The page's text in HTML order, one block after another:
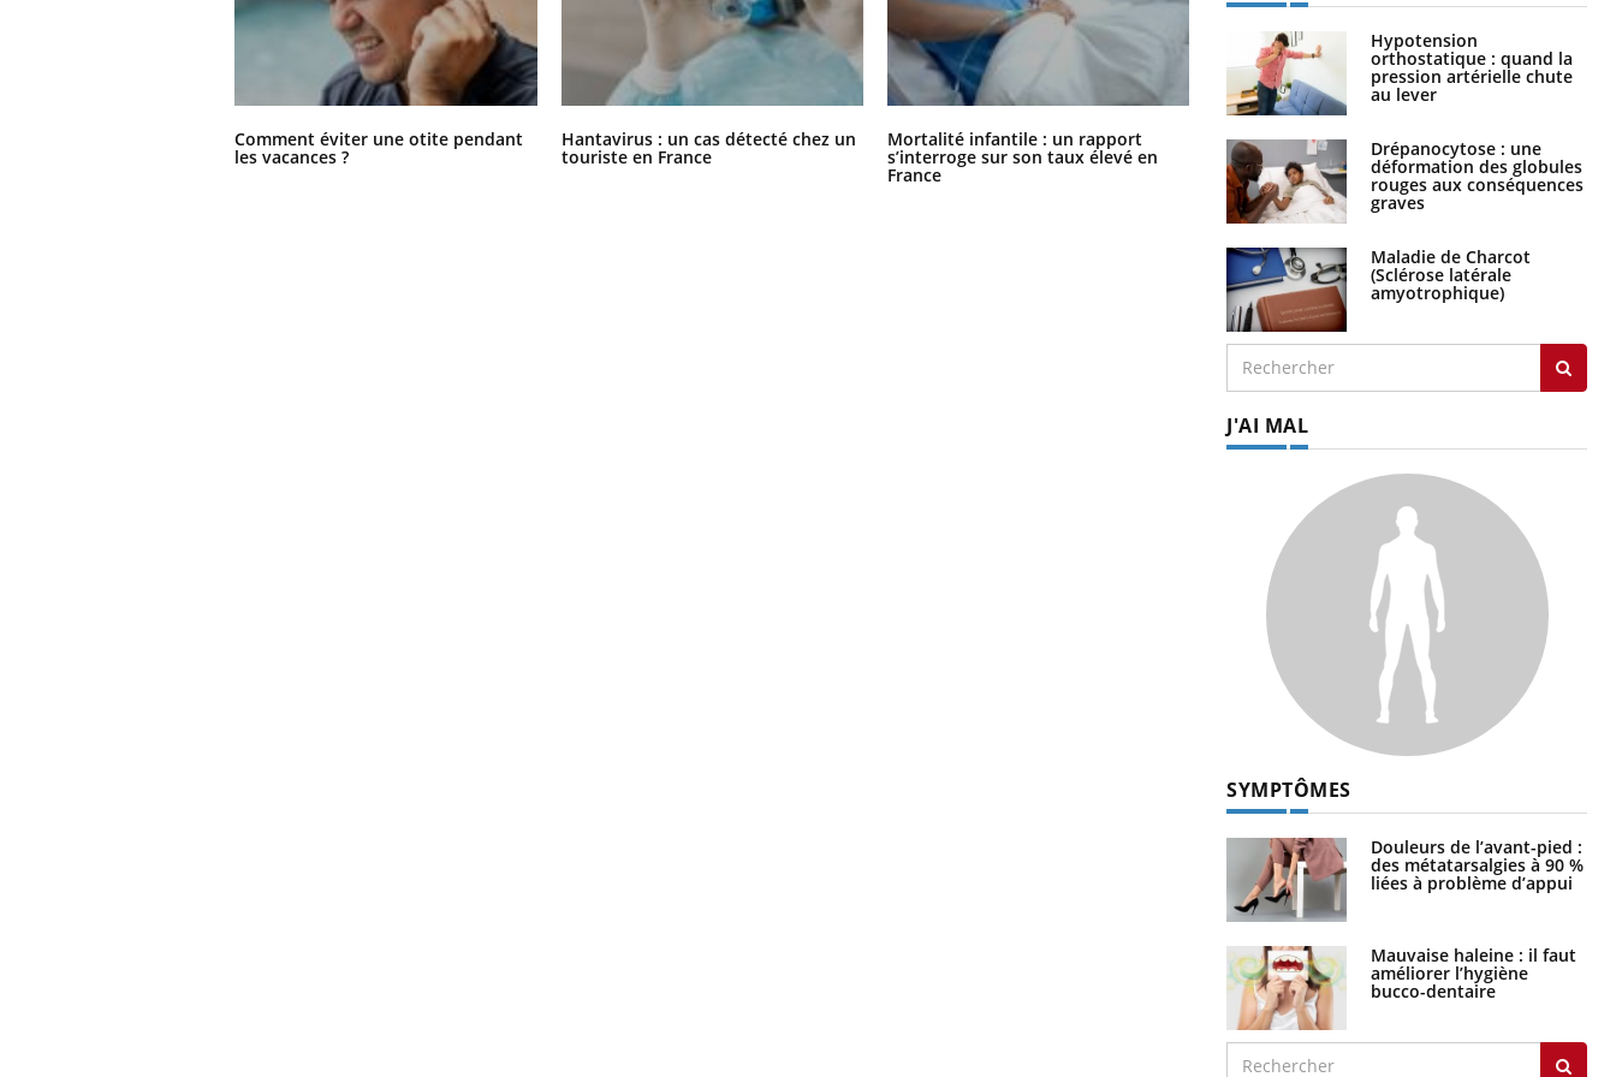
Comment éviter une otite pendant
les vacances ?
Hantavirus : un cas détecté chez un
touriste en France
Mortalité infantile : un rapport
s’interroge sur son taux élevé en
France
Grossesse à risque : ce jus naturel
attire l'attention des chercheurs
Hypotension
orthostatique : quand la
pression artérielle chute
au lever
Drépanocytose : une
déformation des globules
rouges aux conséquences
graves
Maladie de Charcot
(Sclérose latérale
amyotrophique)
J'AI MAL
SYMPTÔMES
Douleurs de l’avant-pied :
des métatarsalgies à 90 %
liées à problème d’appui
Mauvaise haleine : il faut
améliorer l’hygiène
bucco-dentaire